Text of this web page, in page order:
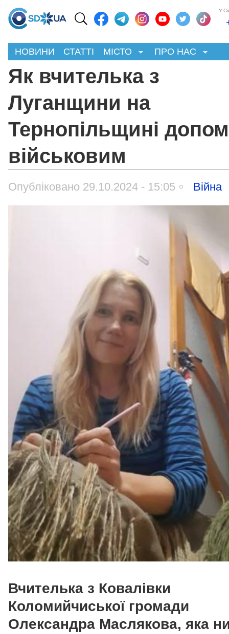
У
НОВИНИ СТАТТІ МІСТО ПРО НАС
Як вчителька з
Луганщини на
Тернопільщині
військовим
Опубліковано 29.10.2024 - 15:05 Війна
Вчителька з Ковалівки
Коломийчиської громади
Олександра Маслякова, яка